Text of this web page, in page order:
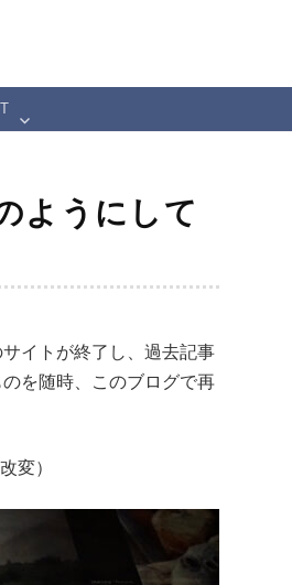
ようにして
イトが終了し、過去記事
を随時、このブログで再
変）